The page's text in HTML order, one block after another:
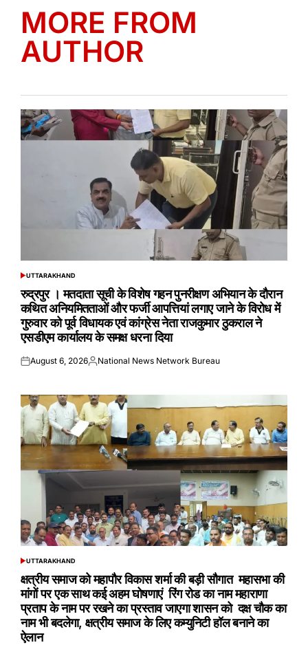
MORE FROM
AUTHOR
POSTED
UTTARAKHAND
रुद्रपुर । मतदाता सूची के विशेष गहन पुनरीक्षण अभियान के दौरान
कथित अनियमितताओं और फर्जी आपत्तियां लगाए जाने के विरोध में
गुरुवार को पूर्व विधायक एवं कांग्रेस नेता राजकुमार ठुकराल ने
एसडीएम कार्यालय के समक्ष धरना दिया
Posted
August 6, 2026Posted
National News Network Bureau
POSTED
UTTARAKHAND
क्षत्रीय समाज को महापौर विकास शर्मा की बड़ी सौगात महासभा की
मांगों पर एक साथ कई अहम घोषणाएं रिंग रोड का नाम महाराणा
प्रताप के नाम पर रखने का प्रस्ताव जाएगा शासन को दक्ष चौक का
नाम भी बदलेगा, क्षत्रीय समाज के लिए कम्युनिटी हॉल बनाने का
ऐलान